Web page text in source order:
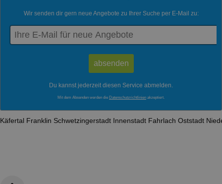
Wir senden dir gern neue Angebote zu Ihrer Suche per E-Mail zu:
Du kannst jederzeit diesen Service abmelden.
Mit dem Absenden werden die Datenschutzrichtlinien akzeptiert.
Käfertal Franklin Schwetzingerstadt Innenstadt Fahrlach Oststadt